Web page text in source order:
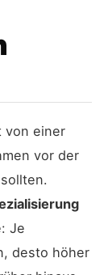
von einer
vor der
Je
desto höher